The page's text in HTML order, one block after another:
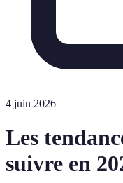
4 juin 2026
Les
suivre en